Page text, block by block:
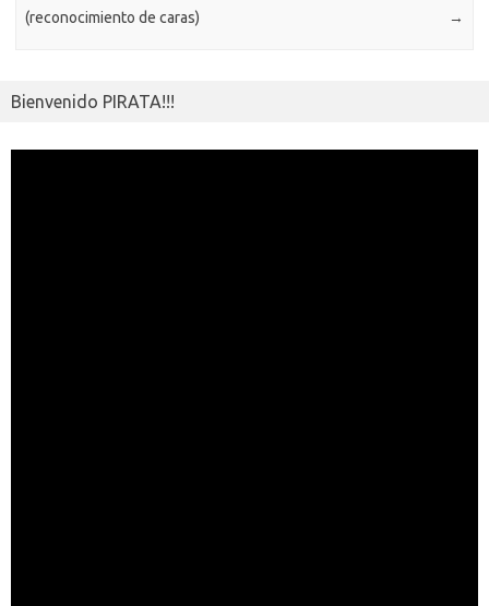
(reconocimiento de caras)
→
Bienvenido PIRATA!!!